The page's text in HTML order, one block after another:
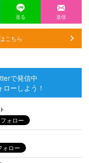
送る 送信
こちら
で発信中
ーしよう！